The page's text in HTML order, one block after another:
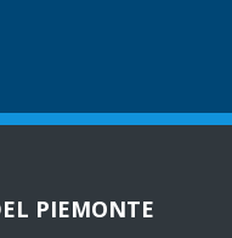
PIEMONTE